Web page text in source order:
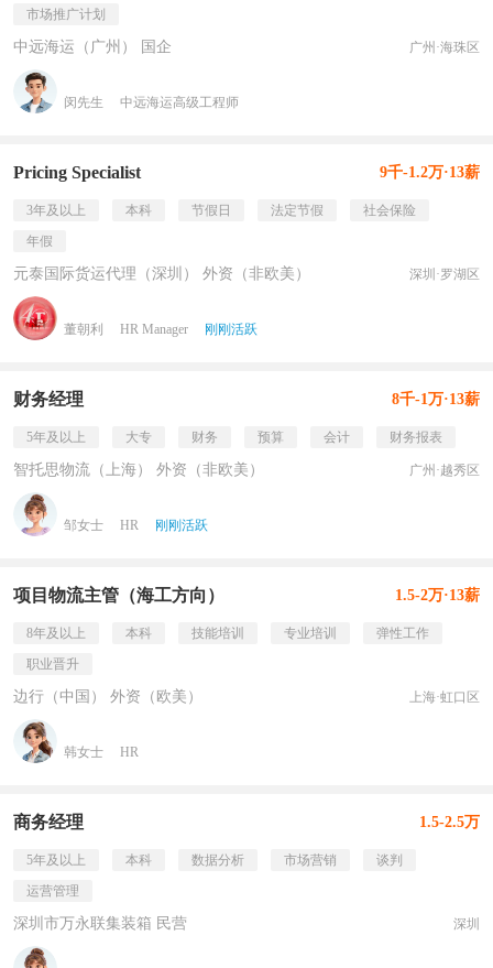
市场推广计划
中远海运（广州） 国企 广州·海珠区
闵先生 中远海运高级工程师
Pricing Specialist 9千-1.2万·13薪
3年及以上 本科 节假日 法定节假
社会保险
年假
元泰国际货运代理（深圳） 外资（非欧美） 深圳·罗湖区
董朝利 HR Manager 刚刚活跃
财务经理 8千-1万·13薪
5年及以上 大专 财务 预算 会计 财务报表
智托思物流（上海） 外资（非欧美） 广州·越秀区
邹女士 HR 刚刚活跃
项目物流主管（海工方向） 1.5-2万·13薪
8年及以上 本科 技能培训 专业培训
弹性工作
职业晋升
边行（中国） 外资（欧美） 上海·虹口区
韩女士 HR
商务经理 1.5-2.5万
5年及以上 本科 数据分析 市场营销
谈判
运营管理
深圳市万永联集装箱 民营 深圳